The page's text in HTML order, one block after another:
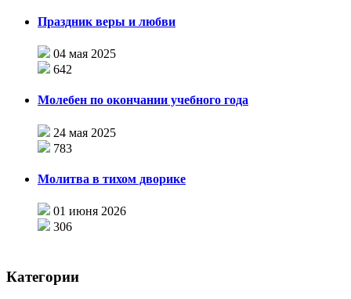
Праздник веры и любви
04 мая 2025
642
Молебен по окончании учебного года
24 мая 2025
783
Молитва в тихом дворике
01 июня 2026
306
Категории